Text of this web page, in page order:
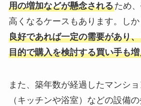
用の増加などが懸念されるため
高くなるケースもあります。しか
良好であれば一定の需要があり
目的で購入を検討する買い手も
また、築年数が経過したマンシ
（キッチンや浴室）などの設備